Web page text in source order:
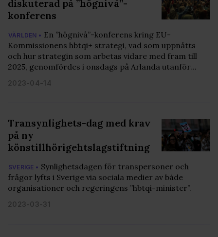
samlat in när du har använt deras tjänster. Du godkänner
diskuterad på ”högnivå”-
konferens
VÄRLDEN • En ”högnivå”-konferens kring EU-
Kommissionens hbtqi+ strategi, vad som uppnåtts
och hur strategin som arbetas vidare med fram till
2025, genomfördes i onsdags på Arlanda utanför…
2023-04-14
Transynlighets-dag med krav
på ny
könstillhörigehtslagstiftning
SVERIGE • Synlighetsdagen för transpersoner och
frågor lyfts i Sverige via sociala medier av både
organisationer och regeringens ”hbtqi-minister”.
2023-03-31